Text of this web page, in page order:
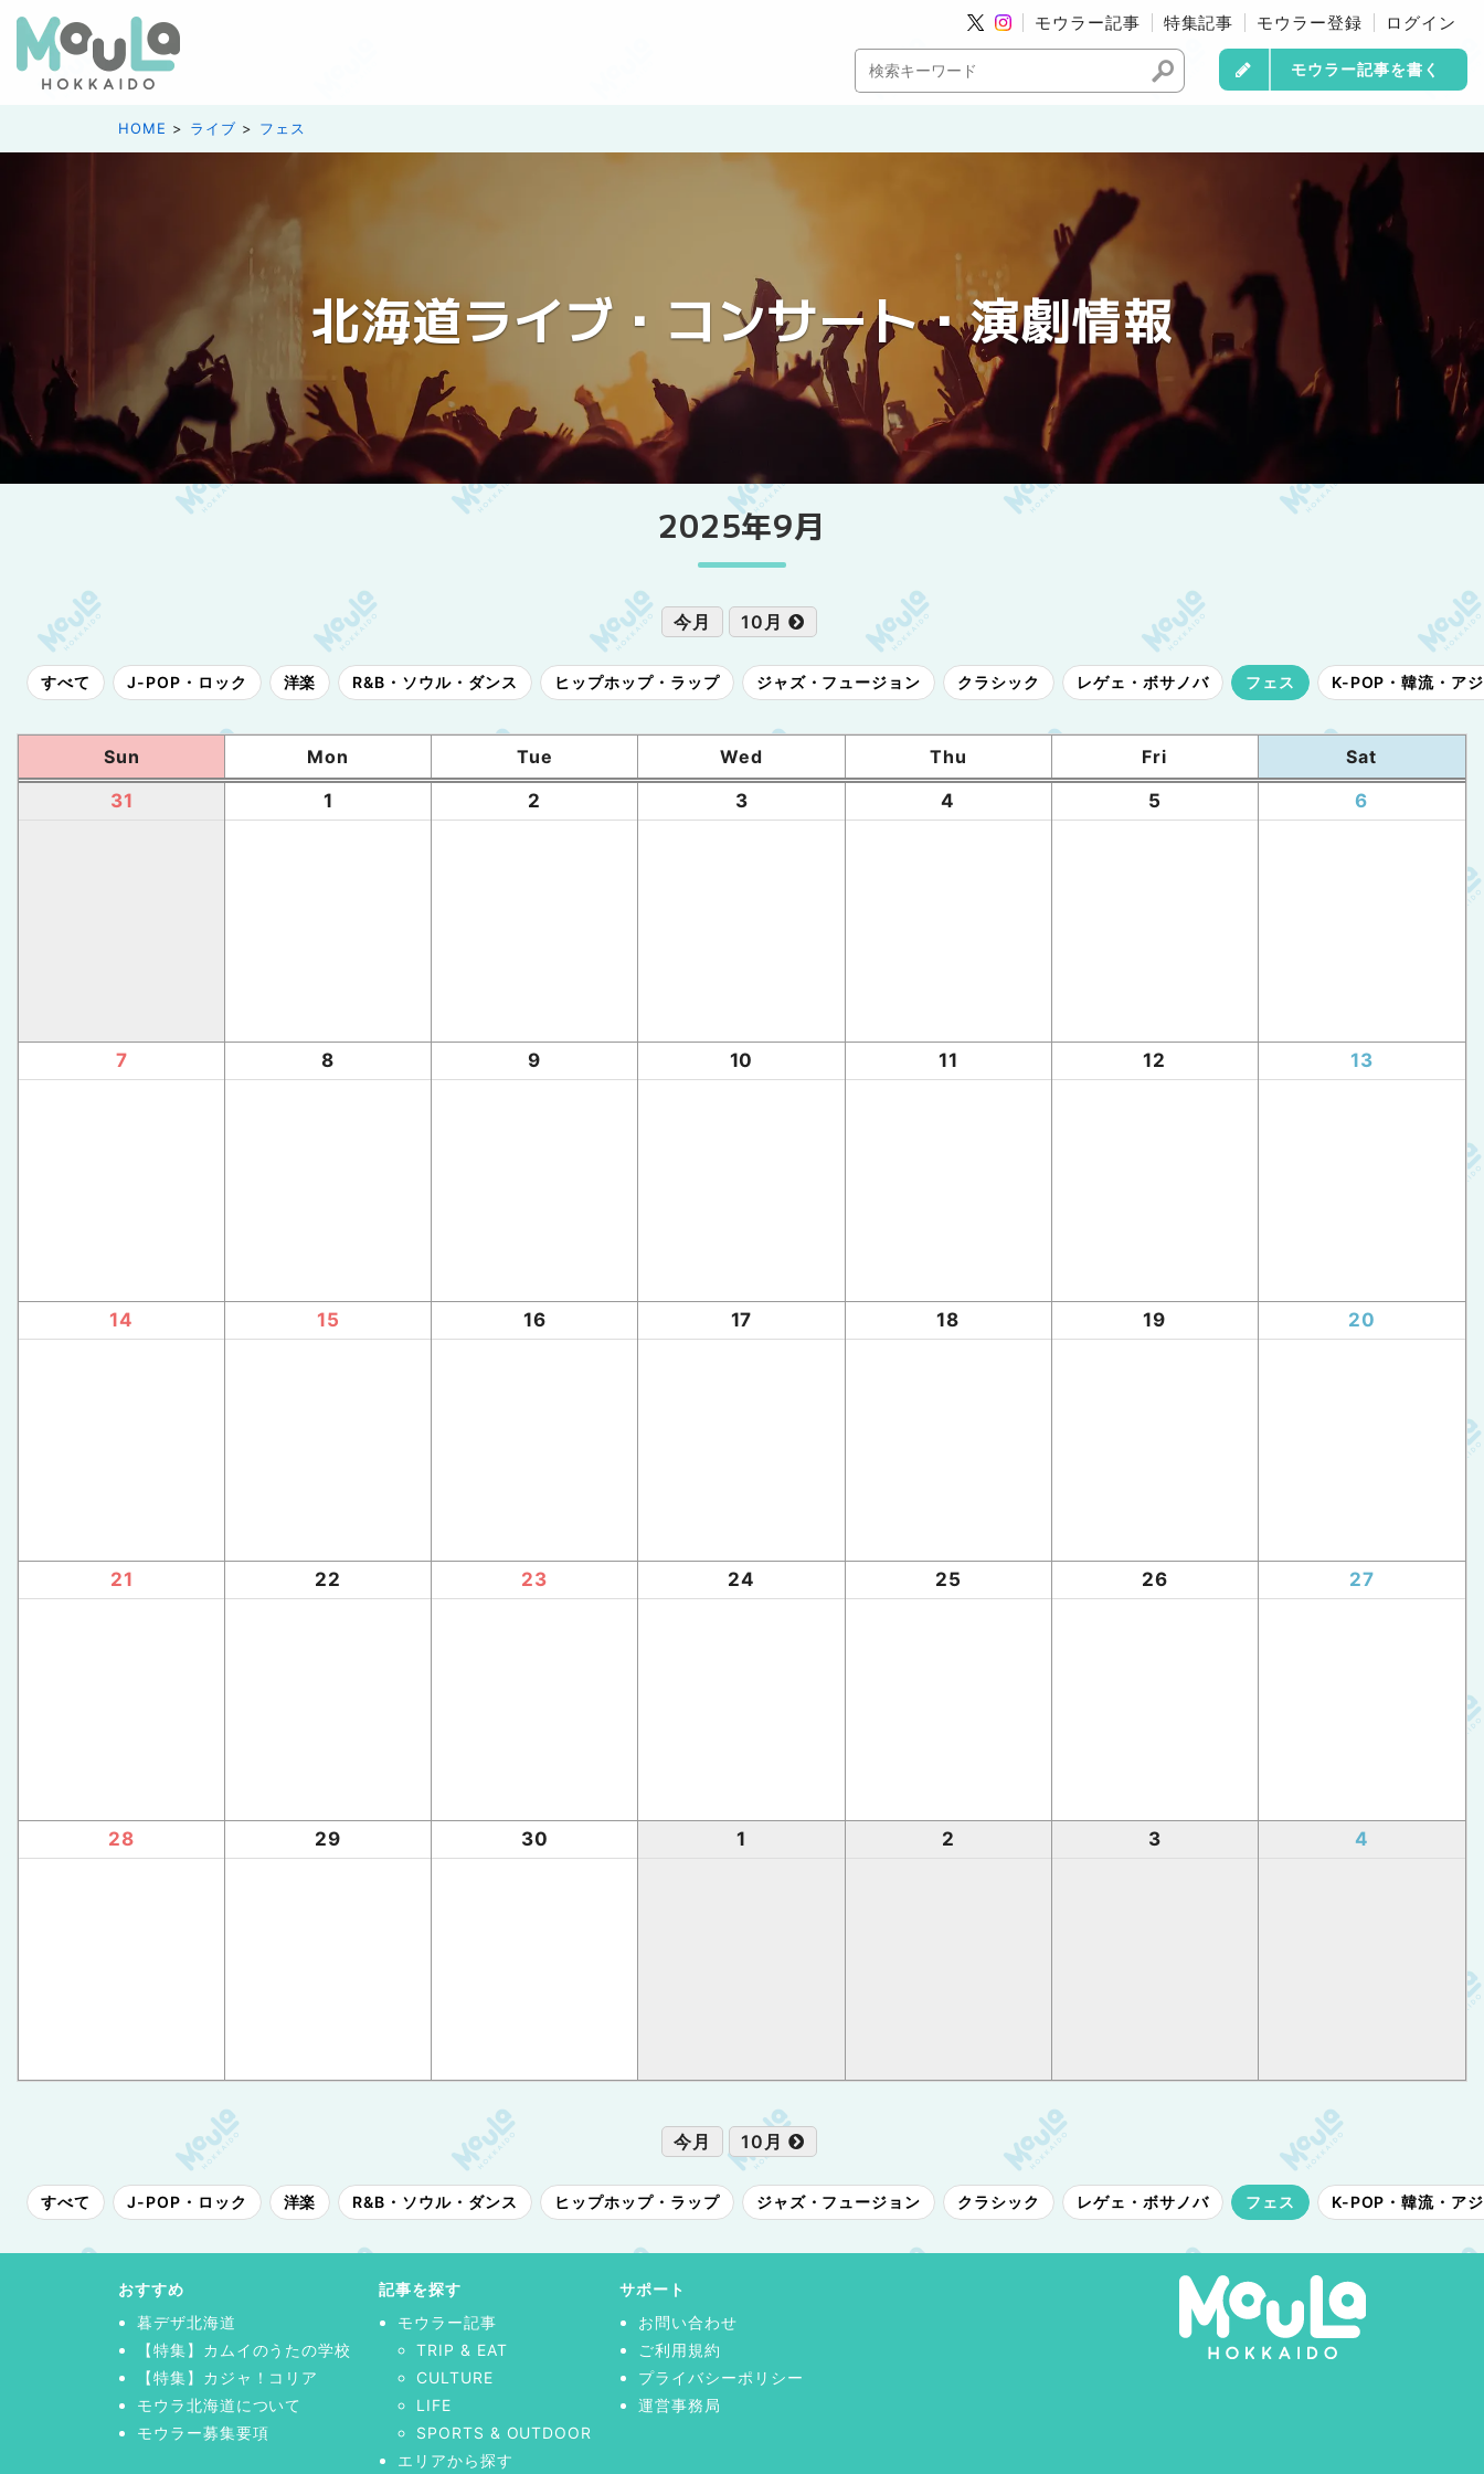
モウラー記事 特集記事 モウラー登録 ログイン
モウラー記事を書く
HOME ライブ フェス
北海道ライブ・コンサート・演劇情報
2025年9月
今月 10月
すべて J-POP・ロック 洋楽 R&B・ソウル・ダンス ヒップホップ・ラップ ジャズ・フュージョン クラシック レゲェ・ボサノバ フェス K-POP・韓流・ア
Sun Mon Tue Wed Thu Fri
Sat
31
1 2 3 4 5 6
7 8 9 10 11 12 13
14 15 16 17 18 19 20
21 22 23 24 25 26 27
28 29 30 1 2 3 4
今月 10月
すべて J-POP・ロック 洋楽 R&B・ソウル・ダンス ヒップホップ・ラップ ジャズ・フュージョン クラシック レゲェ・ボサノバ フェス K-POP・韓流・ア
おすすめ
暮デザ北海道
【特集】カムイのうたの学校
【特集】カジャ！コリア
モウラ北海道について
モウラー募集要項
記事を探す
モウラー記事
TRIP & EAT
CULTURE
LIFE
SPORTS & OUTDOOR
エリアから探す
サポート
お問い合わせ
ご利用規約
プライバシーポリシー
運営事務局